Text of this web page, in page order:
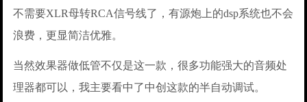
不需要XLR母转RCA信号线了，有源炮上的dsp系统也不会
浪费，更显简洁优雅。
当然效果器做低管不仅是这一款，很多功能强大的音频处
理器都可以，我主要看中了中创这款的半自动调试。